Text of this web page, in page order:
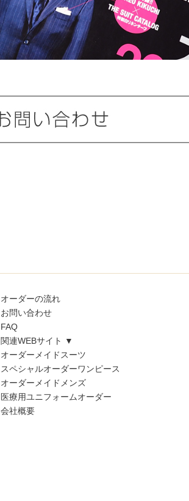
オーダーの流れ
お問い合わせ
FAQ
関連WEBサイト ▼
オーダーメイドスーツ
スペシャルオーダーワンピース
オーダーメイドメンズ
医療用ユニフォームオーダー
会社概要